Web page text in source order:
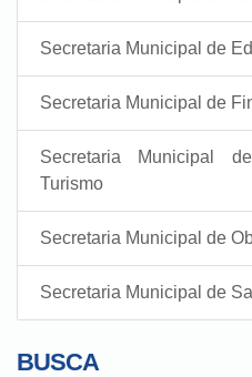
Secretaria Municipal de
Secretaria Municipal de
Secretaria Municipal
Turismo
Secretaria Municipal de
Secretaria Municipal de
BUSCA